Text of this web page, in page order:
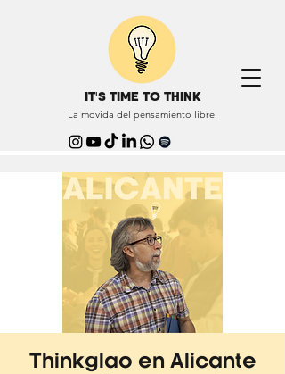
IT'S TIME TO THINK
La movida del pensamiento libre.
Thinkglao en Alicante